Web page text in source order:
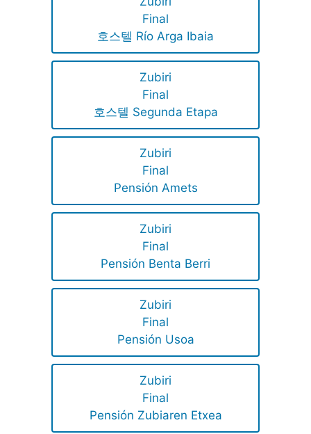
Final
호스텔 Río Arga Ibaia
Zubiri
Final
호스텔 Segunda Etapa
Zubiri
Final
Pensión Amets
Zubiri
Final
Pensión Benta Berri
Zubiri
Final
Pensión Usoa
Zubiri
Final
Pensión Zubiaren Etxea